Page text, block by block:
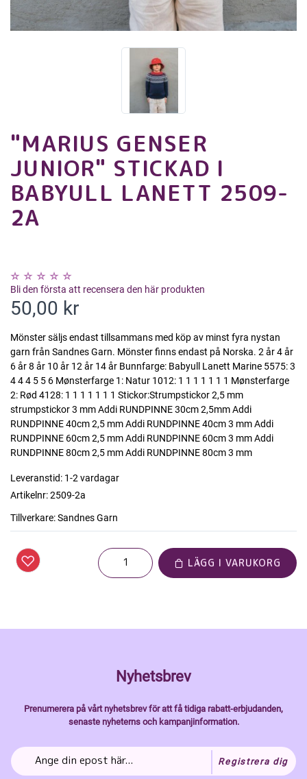
"MARIUS GENSER
JUNIOR" STICKAD I
BABYULL LANETT 2509-
2A
Bli den första att recensera den här produkten
50,00 kr
Mönster säljs endast tillsammans med köp av minst fyra nystan
garn från Sandnes Garn. Mönster finns endast på Norska. 2 år 4 år
6 år 8 år 10 år 12 år 14 år Bunnfarge: Babyull Lanett Marine 5575: 3
4 4 4 5 5 6 Mønsterfarge 1: Natur 1012: 1 1 1 1 1 1 1 Mønsterfarge
2: Rød 4128: 1 1 1 1 1 1 1 Stickor:Strumpstickor 2,5 mm
strumpstickor 3 mm Addi RUNDPINNE 30cm 2,5mm Addi
RUNDPINNE 40cm 2,5 mm Addi RUNDPINNE 40cm 3 mm Addi
RUNDPINNE 60cm 2,5 mm Addi RUNDPINNE 60cm 3 mm Addi
RUNDPINNE 80cm 2,5 mm Addi RUNDPINNE 80cm 3 mm
Leveranstid: 1-2 vardagar
Artikelnr:2509-2a
Tillverkare:Sandnes Garn
LÄGG I VARUKORG
Nyhetsbrev
Prenumerera på vårt nyhetsbrev för att få tidiga rabatt-erbjudanden,
senaste nyheterns och kampanjinformation.
Registrera dig